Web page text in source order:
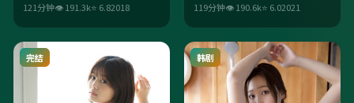
打断、重组；美术年代感扎实，
观感像拼图终于扣上最后一块。
121分钟👁191.3k⭐ 6.82018
辑版）》的惊悚气质偏写实，适
合深夜观看。
119分钟👁190.6k⭐ 6.02021
完结 韩剧